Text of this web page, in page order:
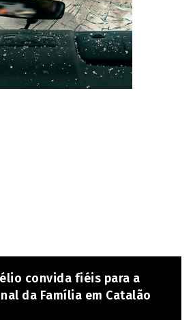
convida fiéis para a
da Família em Catalão